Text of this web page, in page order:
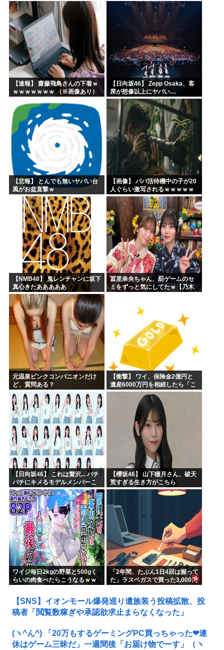
【18thシングル】
【速報】 齋藤飛鳥さんの下着ｗ
ｗｗｗｗｗｗｗ （※画像あり）
【日向坂46】 Zepp Osaka、客
席が想像以上にヤバい…
【悲報】 とんでも無いヤバい台
風がお盆直撃ｗ
【画像】 パパ活待機中の子が20
人ぐらい激写されるｗｗｗｗｗ
ｗｗｗｗｗｗ
【NMB48】 鬼レンチャンに坂下
真心きたあああああ
冨里奈央ちゃん、罰ゲームのセ
ミをずっと気にしてたｗ【乃木
元温泉ピンクコンパニオンだけ
ど、質問ある？
【衝撃】 ワイ、保険金2億円と
遺産6000万円を相続したら「こ
う」なった・・・
【日向坂46】 これは贅沢... バチ
バチにキメるモデルメンバーこ
ちら
【櫻坂46】 山下瞳月さん、破天
荒すぎる生き方がこちら
ワイジ毎日2kgの野菜と500gく
らいの肉食べたらこうなるｗｗ
「2年間、たぶん1日4回は握って
た」ラスベガスで買った3,000円
【SNS】イオンモール爆発巡り遺族装う投稿拡散、投
稿者「閲覧数稼ぎや承認欲求止まらなくなった」
(ヽ^ん^) 「20万もするゲーミングPC買っちゃった❤連
休はゲーム三昧だ」一週間後「お届け物でーす」（ヽ